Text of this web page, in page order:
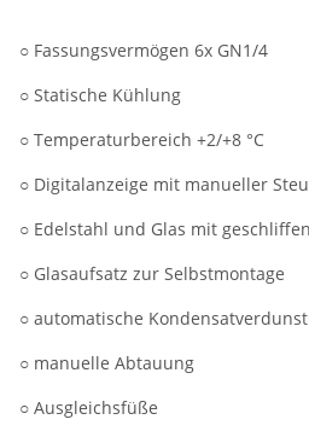
○ Fassungsvermögen 6x GN1/4
○ Statische Kühlung
○ Temperaturbereich +2/+8 °C
○ Digitalanzeige mit manueller
○ Edelstahl und Glas mit
○ Glasaufsatz zur Selbstmontage
○ automatische
○ manuelle Abtauung
○ Ausgleichsfüße